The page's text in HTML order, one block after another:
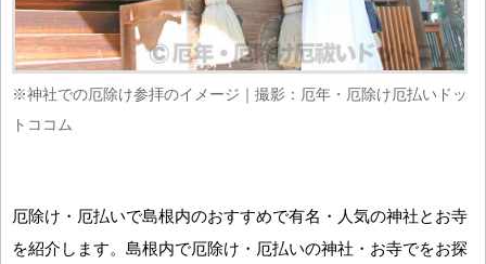
※神社での厄除け参拝のイメージ｜撮影：厄年・厄除け厄払いドッ
トココム
厄除け・厄払いで島根内のおすすめで有名・人気の神社とお寺
を紹介します。島根内で厄除け・厄払いの神社・お寺でをお探